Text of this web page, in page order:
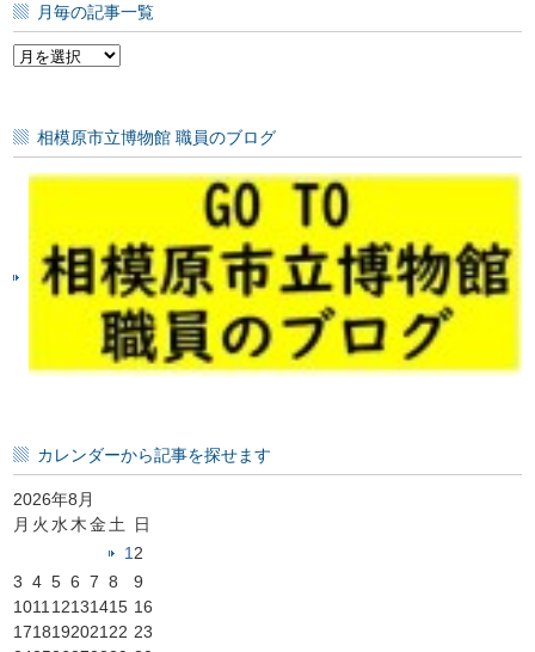
月毎の記事一覧
月
記
事
一
相模原市立博物館 職員のブログ
カレンダーから記事を探せます
2026年8月
月 火 水 木 金 土
日
1 2
3 4 5 6 7 8
9
1011 12131415 16
1718192021 22 23